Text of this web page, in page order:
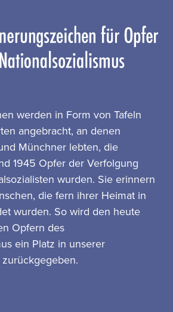
werden in Form von Tafeln
angebracht, an denen
Münchner lebten, die
1945 Opfer der Verfolgung
wurden. Sie erinnern
die fern ihrer Heimat in
wurden. So wird den heute
Opfern des
ein Platz in unserer